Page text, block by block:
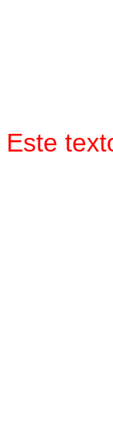
Este